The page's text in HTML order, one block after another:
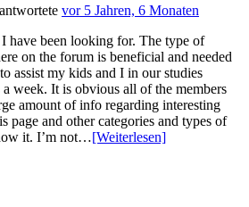
antwortete vor 5 Jahren, 6 Monaten
have been looking for. The type of
on the forum is beneficial and needed
assist my kids and I in our studies
a week. It is obvious all of the members
amount of info regarding interesting
page and other categories and types of
it. I’m not…[Weiterlesen]